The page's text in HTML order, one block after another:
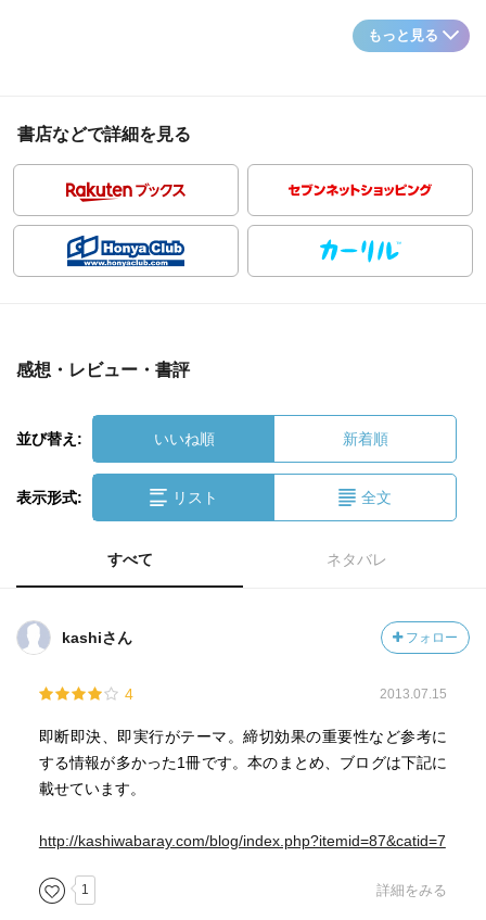
もっと見る
書店などで詳細を見る
感想・レビュー・書評
並び替え: いいね順 新着順
表示形式: リスト 全文
すべて ネタバレ
kashiさん フォロー
4 2013.07.15
即断即決、即実行がテーマ。締切効果の重要性など参考に
する情報が多かった1冊です。本のまとめ、ブログは下記に
載せています。
http://kashiwabaray.com/blog/index.php?itemid=87&catid=7
1 詳細をみる